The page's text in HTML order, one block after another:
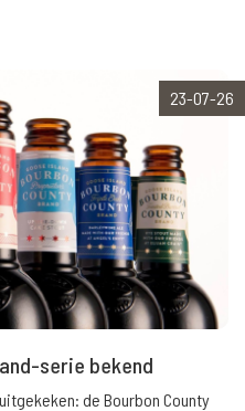
23-07-26
serie bekend
de Bourbon County